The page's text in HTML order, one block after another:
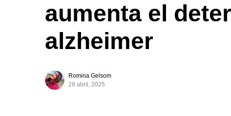
aumenta el
alzheimer
Romina Gelsom
28 abril, 2025